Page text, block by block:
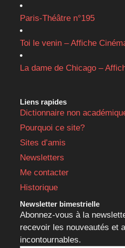
Paris-Théâtre n°195
Toi le venin – Affiche
La dame de Chicago –
Liens rapides
Dictionnaire non
Pourquoi ce site?
Sites d’amis
Newsletters
Me contacter
Historique
Newsletter bimestrielle
Abonnez-vous à la
recevoir les nouveautés et
incontournables.